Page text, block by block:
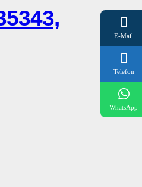
E-Mail
Telefon
WhatsApp